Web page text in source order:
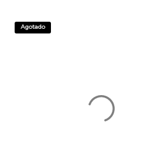
Agotado